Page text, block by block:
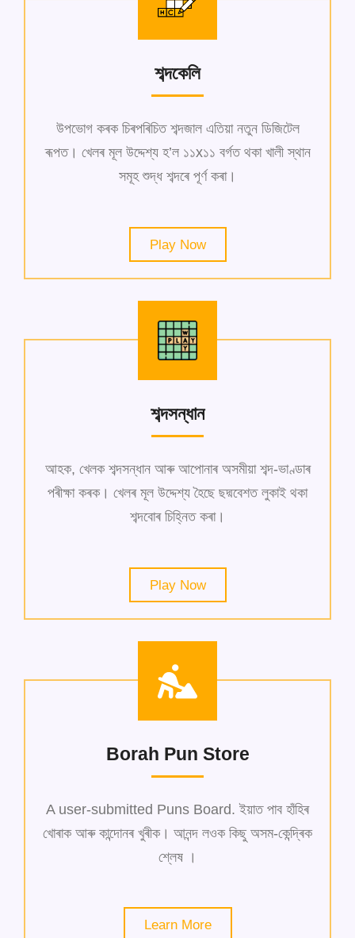
শব্দকেলি
উপভোগ কৰক চিৰপৰিচিত শব্দজাল এতিয়া নতুন ডিজিটেল
ৰূপত। খেলৰ মূল উদ্দেশ্য হ’ল ১১x১১ বৰ্গত থকা খালী স্থান
সমূহ শুদ্ধ শব্দৰে পূৰ্ণ কৰা।
Play Now
শব্দসন্ধান
আহক, খেলক শব্দসন্ধান আৰু আপোনাৰ অসমীয়া শব্দ-ভাণ্ডাৰ
পৰীক্ষা কৰক। খেলৰ মূল উদ্দেশ্য হৈছে ছদ্মবেশত লুকাই থকা
শব্দবোৰ চিহ্নিত কৰা।
Play Now
Borah Pun Store
A user-submitted Puns Board. ইয়াত পাব হাঁহিৰ
খোৰাক আৰু কান্দোনৰ খুৰীক। আনন্দ লওক কিছু অসম-কেন্দ্ৰিক
শ্লেষ ।
Learn More